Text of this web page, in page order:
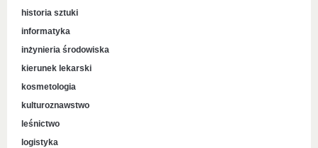
historia sztuki
informatyka
inżynieria środowiska
kierunek lekarski
kosmetologia
kulturoznawstwo
leśnictwo
logistyka